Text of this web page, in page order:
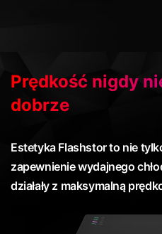
Prędkość nigdy
dobrze
Estetyka Flashstor to nie
zapewnienie wydajnego
działały z maksymalną